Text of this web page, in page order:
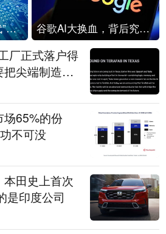
美国也要搞“国产替代”？先算清三笔账 谷歌AI大换血，背后究竟发生了什么？
厂正式落户得
尖端制造带
场65%的份
不可没
田史上首次
是印度公司